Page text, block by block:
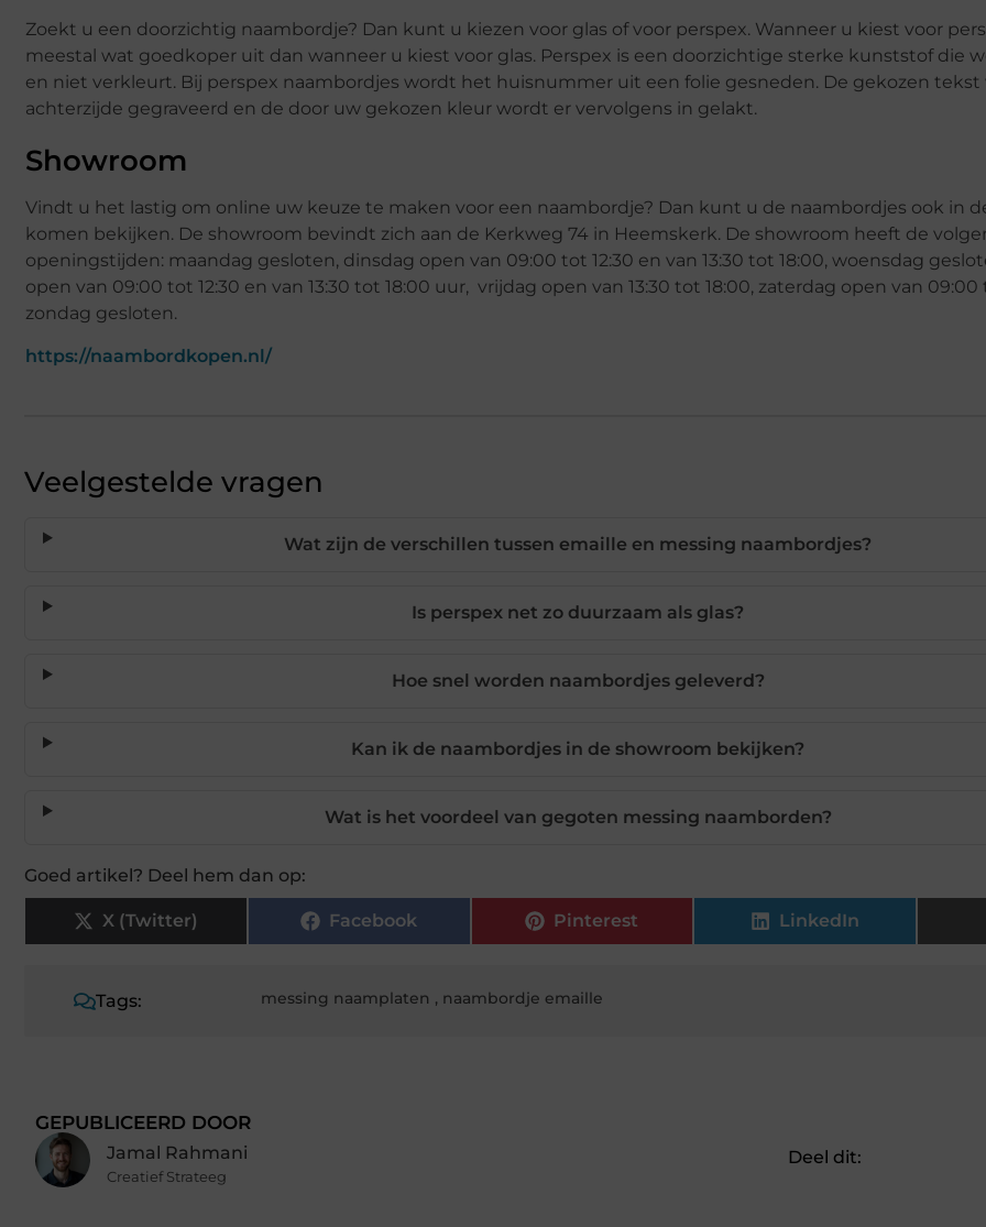
Zoekt u een doorzichtig naambordje? Dan kunt u kiezen voor glas of voor perspex. Wanneer u kiest voor
meestal wat goedkoper uit dan wanneer u kiest voor glas. Perspex is een doorzichtige sterke kunststof die
en niet verkleurt. Bij perspex naambordjes wordt het huisnummer uit een folie gesneden. De gekozen tekst
achterzijde gegraveerd en de door uw gekozen kleur wordt er vervolgens in gelakt.
Showroom
Vindt u het lastig om online uw keuze te maken voor een naambordje? Dan kunt u de naambordjes ook in
komen bekijken. De showroom bevindt zich aan de Kerkweg 74 in Heemskerk. De showroom heeft de
openingstijden: maandag gesloten, dinsdag open van 09:00 tot 12:30 en van 13:30 tot 18:00, woensdag
open van 09:00 tot 12:30 en van 13:30 tot 18:00 uur, vrijdag open van 13:30 tot 18:00, zaterdag open van 09:00
zondag gesloten.
https://naambordkopen.nl/
Veelgestelde vragen
Wat zijn de verschillen tussen emaille en messing naambordjes?
Is perspex net zo duurzaam als glas?
Hoe snel worden naambordjes geleverd?
Kan ik de naambordjes in de showroom bekijken?
Wat is het voordeel van gegoten messing naamborden?
Goed artikel? Deel hem dan op:
X (Twitter) Facebook Pinterest LinkedIn
Tags: messing naamplaten , naambordje emaille
GEPUBLICEERD DOOR
Jamal Rahmani
Creatief Strateeg
Deel dit: